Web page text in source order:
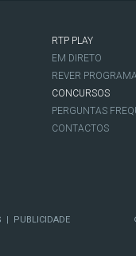
RTP PLAY
EM DIRETO
REVER
CONCURSOS
PERGUNTAS
CONTACTOS
PUBLICIDADE